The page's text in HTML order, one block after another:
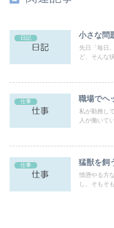
日記 小さな問
先日「毎日
ど、そんな
仕事 職場でヘ
私が勤務し
人が働いて
仕事 猛獣を飼
憤懣やる方
し、そもそ